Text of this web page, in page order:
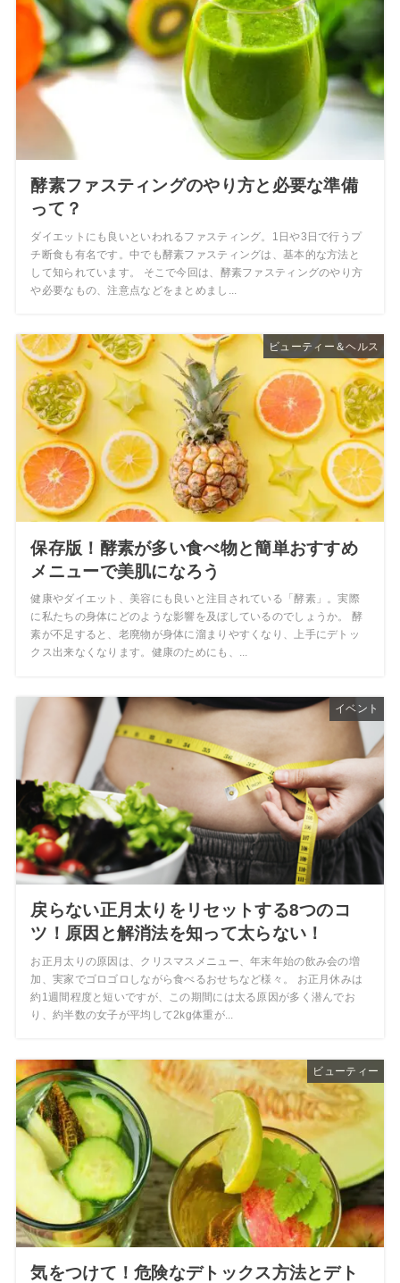
酵素ファスティングのやり方と必要な準備
って？
ダイエットにも良いといわれるファスティング。1日や3日で行うプ
チ断食も有名です。中でも酵素ファスティングは、基本的な方法と
して知られています。 そこで今回は、酵素ファスティングのやり方
や必要なもの、注意点などをまとめまし...
ビューティー＆ヘルス
保存版！酵素が多い食べ物と簡単おすすめ
メニューで美肌になろう
健康やダイエット、美容にも良いと注目されている「酵素」。実際
に私たちの身体にどのような影響を及ぼしているのでしょうか。 酵
素が不足すると、老廃物が身体に溜まりやすくなり、上手にデトッ
クス出来なくなります。健康のためにも、...
イベント
戻らない正月太りをリセットする8つのコ
ツ！原因と解消法を知って太らない！
お正月太りの原因は、クリスマスメニュー、年末年始の飲み会の増
加、実家でゴロゴロしながら食べるおせちなど様々。 お正月休みは
約1週間程度と短いですが、この期間には太る原因が多く潜んでお
り、約半数の女子が平均して2kg体重が...
ビューティー
気をつけて！危険なデトックス方法とデト